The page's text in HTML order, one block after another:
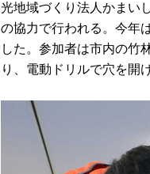
光地域づくり法人かまい
の協力で行われる。今年
した。参加者は市内の竹
り、電動ドリルで穴を開